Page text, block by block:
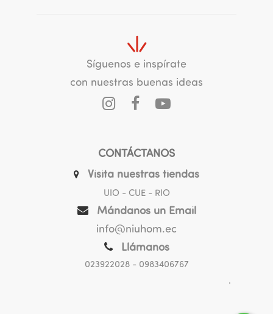
Síguenos e inspírate
con nuestras buenas ideas
CONTÁCTANOS
Visita nuestras tiendas
UIO - CUE - RIO
Mándanos un Email
info@niuhom.ec
Llámanos
023922028- 0983406767
.